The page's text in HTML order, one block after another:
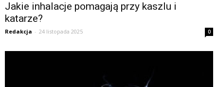
Jakie inhalacje pomagają przy kaszlu i
katarze?
Redakcja - 24 listopada 2025 0